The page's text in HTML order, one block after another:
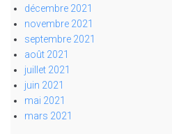
décembre 2021
novembre 2021
septembre 2021
août 2021
juillet 2021
juin 2021
mai 2021
mars 2021